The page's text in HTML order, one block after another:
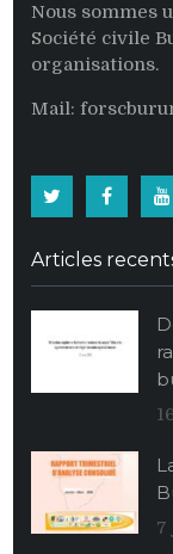
Nous sommes
Société civile
organisations.
Mail:
Articles
7